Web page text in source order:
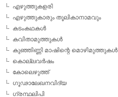
എഴുത്തുകളരി
എഴുത്തുകാരും തൂലികാനാമവും
കടംകഥകള്‍
കവിതാമുത്തുകള്‍
കുഞ്ഞിണ്ണി മാഷിന്റെ മൊഴിമുത്തുകള്‍
കൊല്ലവര്‍ഷം
കോലെഴുത്ത്
ഗൂഢാലേഖനവിദ്യ
ഗ്രന്ഥലിപി